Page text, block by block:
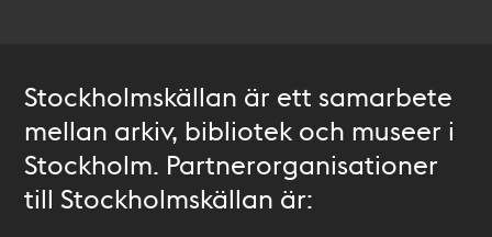
Stockholmskällan är ett samarbete
mellan arkiv, bibliotek och museer i
Stockholm. Partnerorganisationer
till Stockholmskällan är: